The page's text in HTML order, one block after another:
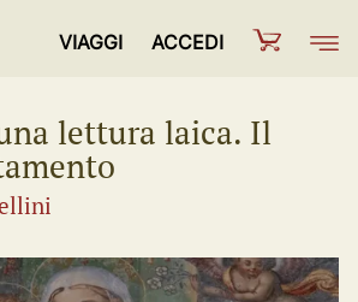
VIAGGI ACCEDI
lettura laica. Il